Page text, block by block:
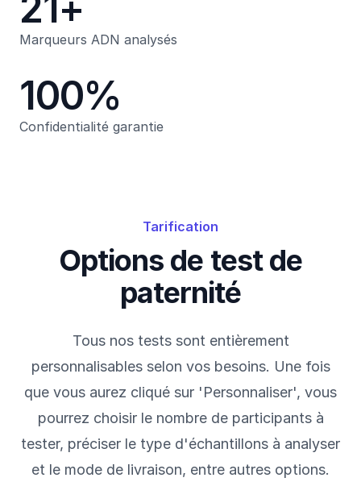
Marqueurs ADN analysés
Confidentialité garantie
100%
Tarification
Options de test de
paternité
Tous nos tests sont entièrement
personnalisables selon vos besoins. Une fois
que vous aurez cliqué sur 'Personnaliser', vous
pourrez choisir le nombre de participants à
tester, préciser le type d'échantillons à analyser
et le mode de livraison, entre autres options.